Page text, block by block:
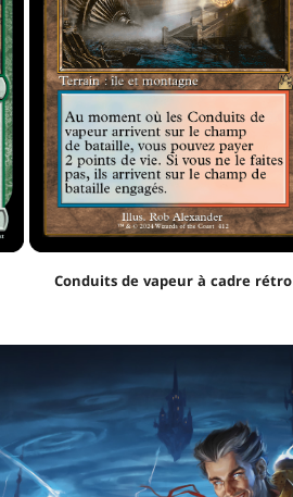
Conduits de vapeur à cadre rétro